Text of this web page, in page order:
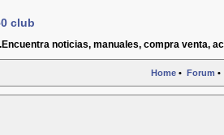
club
noticias, manuales, compra
Home • Forum •